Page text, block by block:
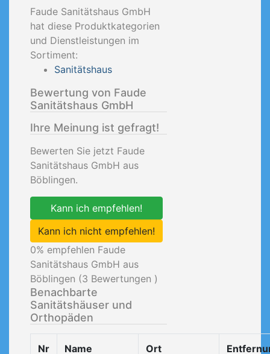
Faude Sanitätshaus GmbH
hat diese Produktkategorien
und Dienstleistungen im
Sortiment:
Sanitätshaus
Bewertung von Faude
Sanitätshaus GmbH
Ihre Meinung ist gefragt!
Bewerten Sie jetzt Faude
Sanitätshaus GmbH aus
Böblingen.
Kann ich empfehlen!
Kann ich nicht empfehlen!
0% empfehlen Faude
Sanitätshaus GmbH aus
Böblingen (3 Bewertungen )
Benachbarte
Sanitätshäuser und
Orthopäden
Nr Name Ort